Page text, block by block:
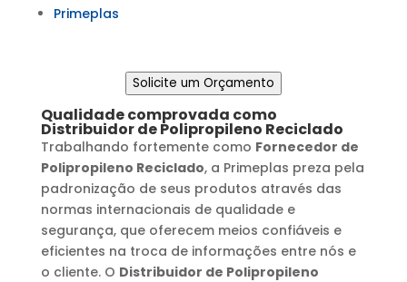
Primeplas
Solicite um Orçamento
Qualidade comprovada como
Distribuidor de Polipropileno Reciclado
Trabalhando fortemente como Fornecedor de
Polipropileno Reciclado, a Primeplas preza pela
padronização de seus produtos através das
normas internacionais de qualidade e
segurança, que oferecem meios confiáveis e
eficientes na troca de informações entre nós e
o cliente. O Distribuidor de Polipropileno